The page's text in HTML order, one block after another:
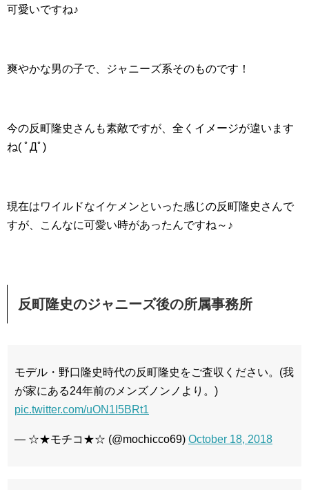
可愛いですね♪
爽やかな男の子で、ジャニーズ系そのものです！
今の反町隆史さんも素敵ですが、全くイメージが違います
ね( ﾟДﾟ)
現在はワイルドなイケメンといった感じの反町隆史さんで
すが、こんなに可愛い時があったんですね～♪
反町隆史のジャニーズ後の所属事務所
モデル・野口隆史時代の反町隆史をご査収ください。(我
が家にある24年前のメンズノンノより。)
pic.twitter.com/uON1I5BRt1
— ☆★モチコ★☆ (@mochicco69) October 18, 2018